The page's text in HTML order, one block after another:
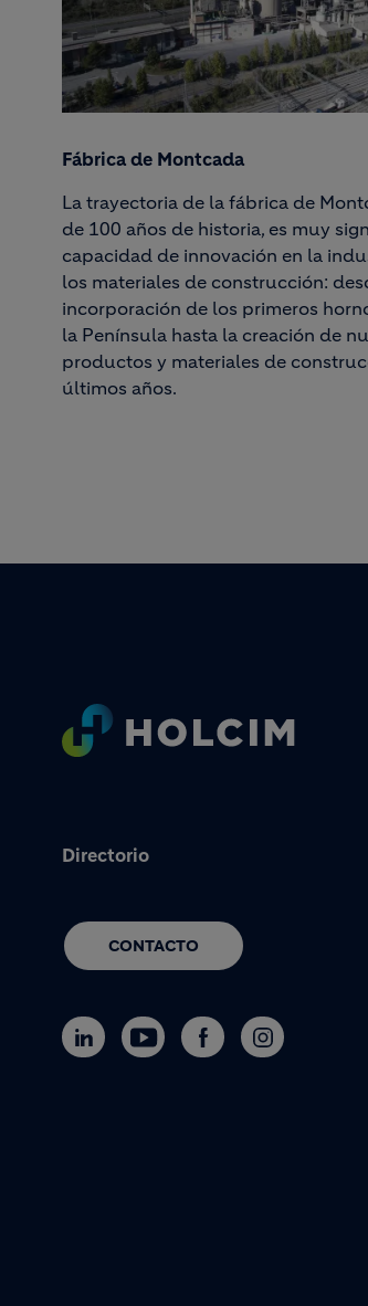
Fábrica de Montcada
La trayectoria de la fábrica de
de 100 años de historia, es muy
capacidad de innovación en la
los materiales de construcción:
incorporación de los primeros
la Península hasta la creación de
productos y materiales de
últimos años.
Directorio
CONTACTO